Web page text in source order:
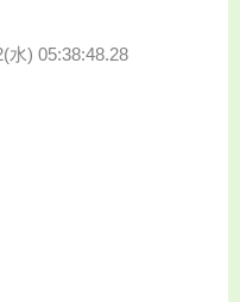
水) 05:38:48.28